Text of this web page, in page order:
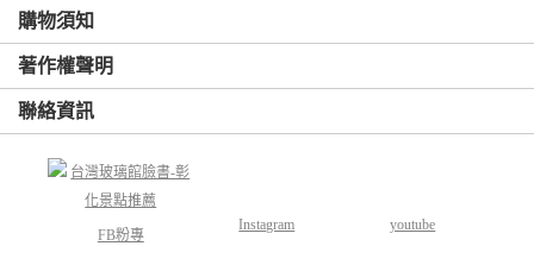
購物須知
著作權聲明
聯絡資訊
FB粉專
Instagram youtube